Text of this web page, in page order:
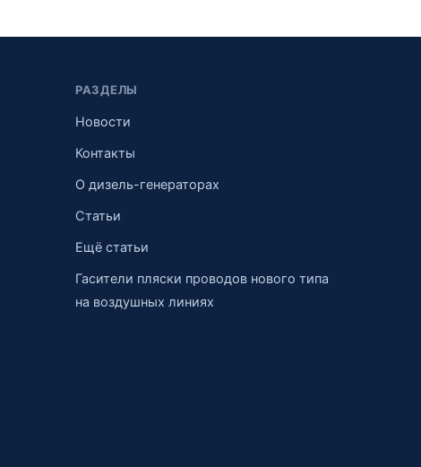
РАЗДЕЛЫ
Новости
Контакты
О дизель-генераторах
Статьи
Ещё статьи
Гасители пляски проводов нового типа
на воздушных линиях